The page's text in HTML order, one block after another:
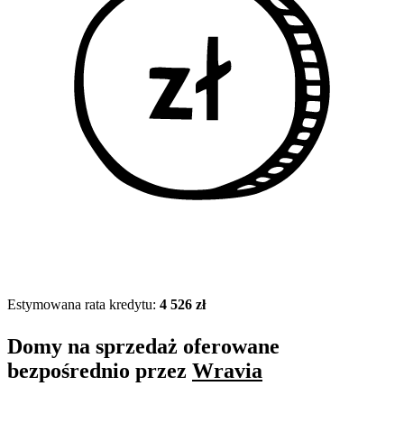
Estymowana rata kredytu: 4 526 zł
Domy na sprzedaż oferowane
bezpośrednio przez Wravia